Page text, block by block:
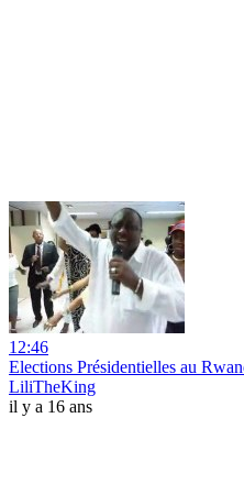
12:46
Elections Présidentielles au
LiliTheKing
il y a 16 ans